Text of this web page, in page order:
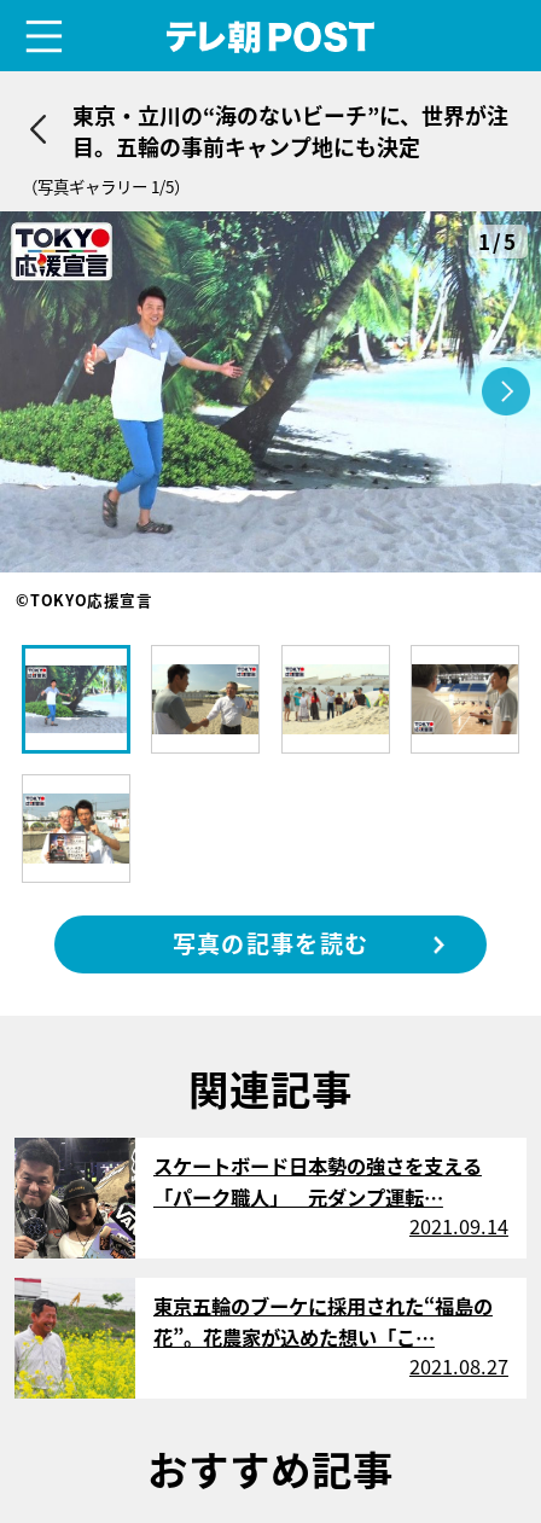
東京・立川の“海のないビーチ”に、世界が注
目。五輪の事前キャンプ地にも決定
（写真ギャラリー 1/5）
1/5
©TOKYO応援宣言
写真の記事を読む
関連記事
サムネイル
スケートボード日本勢の強さを支える
「パーク職人」 元ダンプ運転…
2021.09.14
東京五輪のブーケに採用された“福島の
花”。花農家が込めた想い「こ…
2021.08.27
おすすめ記事